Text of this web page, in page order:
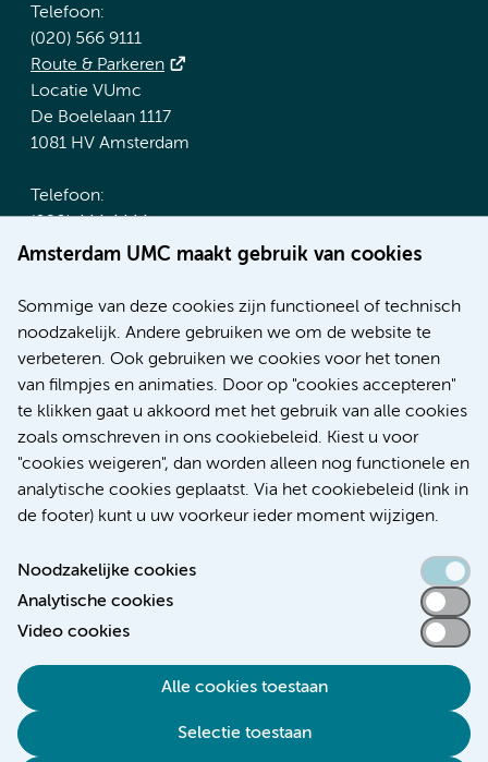
Amsterdam UMC maakt gebruik van cookies
Sommige van deze cookies zijn functioneel of technisch
noodzakelijk. Andere gebruiken we om de website te
verbeteren. Ook gebruiken we cookies voor het tonen
van filmpjes en animaties. Door op "cookies accepteren"
te klikken gaat u akkoord met het gebruik van alle cookies
zoals omschreven in ons cookiebeleid. Kiest u voor
"cookies weigeren", dan worden alleen nog functionele en
analytische cookies geplaatst. Via het cookiebeleid (link in
de footer) kunt u uw voorkeur ieder moment wijzigen.
Noodzakelijke cookies
Analytische cookies
Video cookies
Alle cookies toestaan
Selectie toestaan
Telefoon:
(020) 566 9111
Route & Parkeren
Locatie VUmc
De Boelelaan 1117
1081 HV Amsterdam
Telefoon:
(020) 444 4444
Route & Parkeren
Meer Amsterdam UMC websites:
Werken bij Amsterdam UMC
Over Amsterdam UMC
Nieuws
Research
Educatie Locatie VUmc
Toegankelijkheidsverklaring
Algemene privacyverklaring